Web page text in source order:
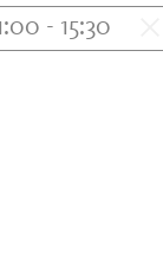
- 15:30